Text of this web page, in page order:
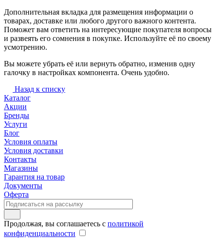
Дополнительная вкладка для размещения информации о
товарах, доставке или любого другого важного контента.
Поможет вам ответить на интересующие покупателя вопросы
и развеять его сомнения в покупке. Используйте её по своему
усмотрению.
Вы можете убрать её или вернуть обратно, изменив одну
галочку в настройках компонента. Очень удобно.
Назад к списку
Каталог
Акции
Бренды
Услуги
Блог
Условия оплаты
Условия доставки
Контакты
Магазины
Гарантия на товар
Документы
Оферта
Продолжая, вы соглашаетесь с политикой
конфиденциальности